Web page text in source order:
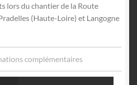
lors du chantier de la Route
(Haute-Loire) et Langogne
complémentaires